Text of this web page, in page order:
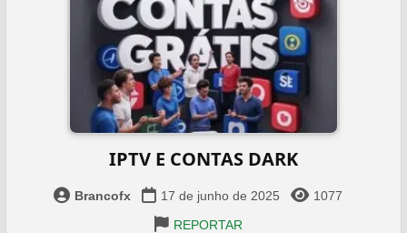
IPTV E CONTAS DARK
Brancofx 17 de junho de 2025
1077
REPORTAR